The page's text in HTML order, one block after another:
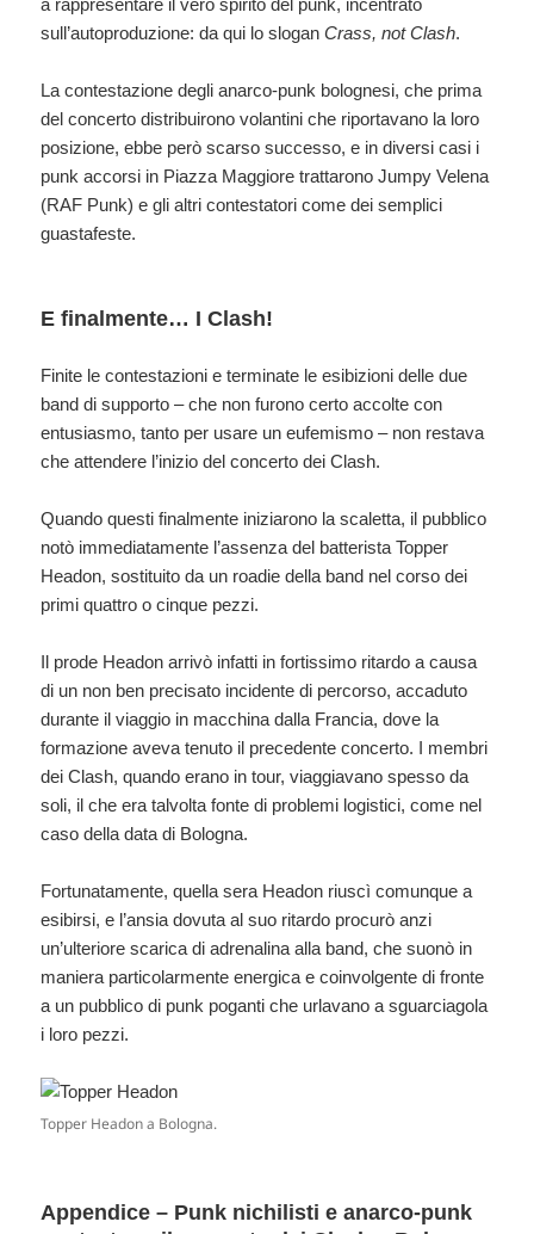
sull’autoproduzione: da qui lo sloganCrass, not Clash.
La contestazione degli anarco-punk bolognesi, che prima
del concerto distribuirono volantini che riportavano la loro
posizione, ebbe però scarso successo, e in diversi casi i
punk accorsi in Piazza Maggiore trattarono Jumpy Velena
(RAF Punk) e gli altri contestatori come dei semplici
guastafeste.
E finalmente… I Clash!
Finite le contestazioni e terminate le esibizioni delle due
band di supporto – che non furono certo accolte con
entusiasmo, tanto per usare un eufemismo – non restava
che attendere l’inizio del concerto dei Clash.
Quando questi finalmente iniziarono la scaletta, il pubblico
notò immediatamente l’assenza del batterista Topper
Headon, sostituito da un roadie della band nel corso dei
primi quattro o cinque pezzi.
Il prode Headon arrivò infatti in fortissimo ritardo a causa
di un non ben precisato incidente di percorso, accaduto
durante il viaggio in macchina dalla Francia, dove la
formazione aveva tenuto il precedente concerto. I membri
dei Clash, quando erano in tour, viaggiavano spesso da
soli, il che era talvolta fonte di problemi logistici, come nel
caso della data di Bologna.
Fortunatamente, quella sera Headon riuscì comunque a
esibirsi, e l’ansia dovuta al suo ritardo procurò anzi
un’ulteriore scarica di adrenalina alla band, che suonò in
maniera particolarmente energica e coinvolgente di fronte
a un pubblico di punk poganti che urlavano a sguarciagola
i loro pezzi.
Topper Headon a Bologna.
Appendice – Punk nichilisti e anarco-punk